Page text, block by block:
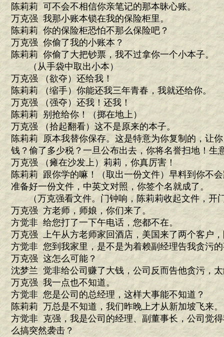
陈莉莉 可不会不相信你亲笔记的那本昧心账。
万克强 我那小账本锁在我的保险柜里。
陈莉莉 你的保险柜恐怕不那么保险吧？
万克强 你偷了我的小账本？
陈莉莉 你偷了大把钞票，我不过拿你一个小本子。
（从手袋中取出小本）
万克强 （欲夺）还给我！
陈莉莉 （缩手）你能还我三年青春，我就还给你。
万克强 （强夺）还我！还我！
陈莉莉 别抢给你！（掷在地上）
万克强 （拾起翻看）这不是原来的本子。
陈莉莉 原本我替你保存。这是特意为你复制的，让
钱？偷了多少税？一旦公布出去，你将名誉扫地！生
万克强 （瘫在沙发上）莉莉，你真厉害！
陈莉莉 跟你学的嘛！（取出一份文件）早料到你不
准备好一份文件，中英文对照，你签个名就成了。
（万克强看文件。门钟响，陈莉莉收起文件，开
万克强 方老师，师娘，你们来了。
方觉非 给您打了一下午电话，您都不在。
万克强 上午从方老师家回酒店，美国来了两个客户
方觉非 您到我家里，是不是为着赖副经理告我贪污
万克强 这怎么可能？
沈梦兰 觉非给公司赚了大钱，公司反而告他贪污，
万克强 我一点也不知道。
方觉非 您是公司的总经理，这样大事能不知道？
陈莉莉 万总是不知道，我们昨晚上才从新加坡飞来。
方觉非 克强，我是公司的经理、副董事长，公司觉
么搞突然袭击？